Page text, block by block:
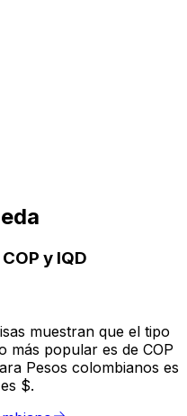
y IQD
muestran que el tipo
más popular es de COP
Pesos colombianos es
$.